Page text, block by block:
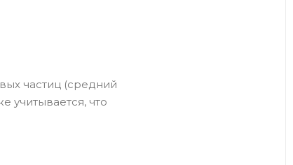
частиц (средний
учитывается, что